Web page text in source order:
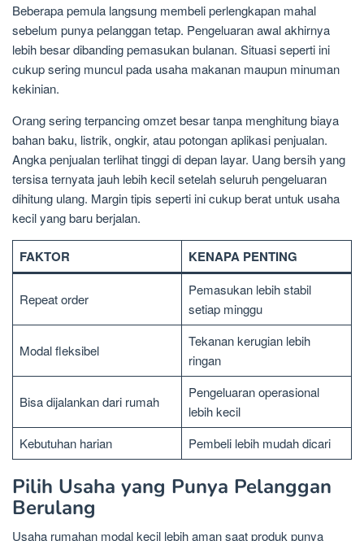
Beberapa pemula langsung membeli perlengkapan mahal
sebelum punya pelanggan tetap. Pengeluaran awal akhirnya
lebih besar dibanding pemasukan bulanan. Situasi seperti ini
cukup sering muncul pada usaha makanan maupun minuman
kekinian.
Orang sering terpancing omzet besar tanpa menghitung biaya
bahan baku, listrik, ongkir, atau potongan aplikasi penjualan.
Angka penjualan terlihat tinggi di depan layar. Uang bersih yang
tersisa ternyata jauh lebih kecil setelah seluruh pengeluaran
dihitung ulang. Margin tipis seperti ini cukup berat untuk usaha
kecil yang baru berjalan.
FAKTOR KENAPA PENTING
Repeat order
Pemasukan lebih stabil
setiap minggu
Modal fleksibel
Tekanan kerugian lebih
ringan
Bisa dijalankan dari rumah
Pengeluaran operasional
lebih kecil
Kebutuhan harian
Pembeli lebih mudah dicari
Pilih Usaha yang Punya Pelanggan
Berulang
Usaha rumahan modal kecil lebih aman saat produk punya